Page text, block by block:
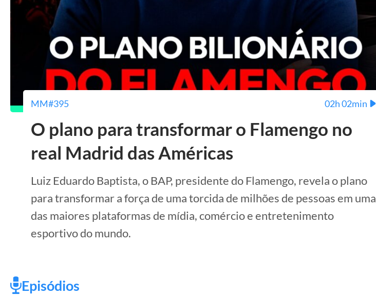
MM#395 02h 02min
O plano para transformar o Flamengo no
real Madrid das Américas
Luiz Eduardo Baptista, o BAP, presidente do Flamengo, revela o plano
para transformar a força de uma torcida de milhões de pessoas em uma
das maiores plataformas de mídia, comércio e entretenimento
esportivo do mundo.
Episódios